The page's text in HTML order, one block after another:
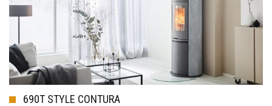
690T STYLE CONTURA